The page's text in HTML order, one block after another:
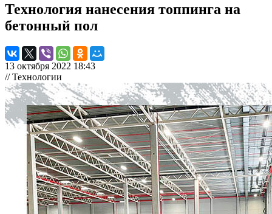
Технология нанесения топпинга на
бетонный пол
13 октября 2022 18:43
// Технологии